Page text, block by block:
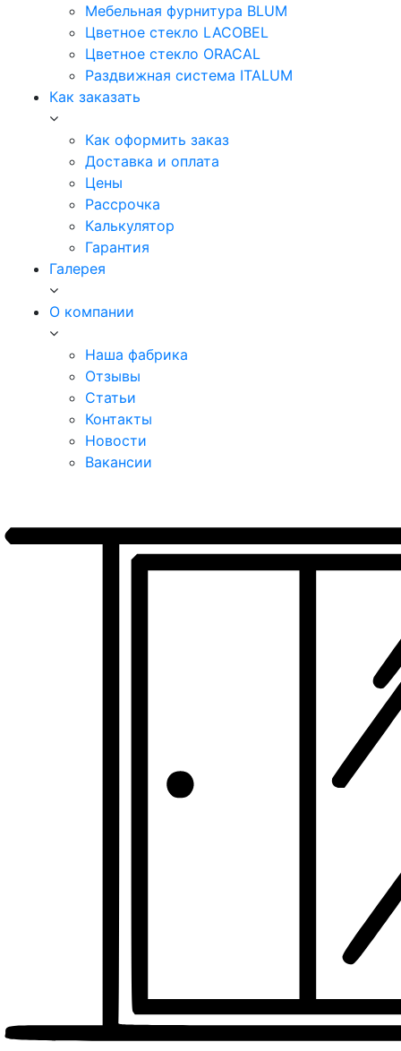
Мебельная фурнитура BLUM
Цветное стекло LACOBEL
Цветное стекло ORACAL
Раздвижная система ITALUM
Как заказать
Как оформить заказ
Доставка и оплата
Цены
Рассрочка
Калькулятор
Гарантия
Галерея
О компании
Наша фабрика
Отзывы
Статьи
Контакты
Новости
Вакансии